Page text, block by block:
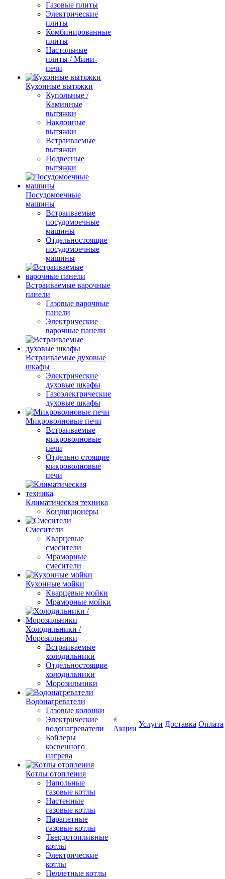
Газовые плиты
Электрические
плиты
Комбинированные
плиты
Настольные
плиты / Мини-
печи
Кухонные вытяжки
Купольные /
Каминные
вытяжки
Наклонные
вытяжки
Встраиваемые
вытяжки
Подвесные
вытяжки
Посудомоечные
машины
Встраиваемые
посудомоечные
машины
Отдельностоящие
посудомоечные
машины
Встраиваемые варочные
панели
Газовые варочные
панели
Электрические
варочные панели
Встраиваемые духовые
шкафы
Электрические
духовые шкафы
Газоэлектрические
духовые шкафы
Микроволновые печи
Встраиваемые
микроволновые
печи
Отдельно стоящие
микроволновые
печи
Климатическая техника
Кондиционеры
Смесители
Кварцевые
смесители
Мраморные
смесители
Кухонные мойки
Кварцевые мойки
Мраморные мойки
Холодильники /
Морозильники
Встраиваемые
холодильники
Отдельностоящие
холодильники
Морозильники
Водонагреватели
Газовые колонки
Электрические
водонагреватели
Бойлеры
косвенного
нагрева
Котлы отопления
Напольные
газовые котлы
Настенные
газовые котлы
Парапетные
газовые котлы
Твердотопливные
котлы
Электрические
котлы
Пеллетные котлы
Акции
Услуги Доставка Оплата